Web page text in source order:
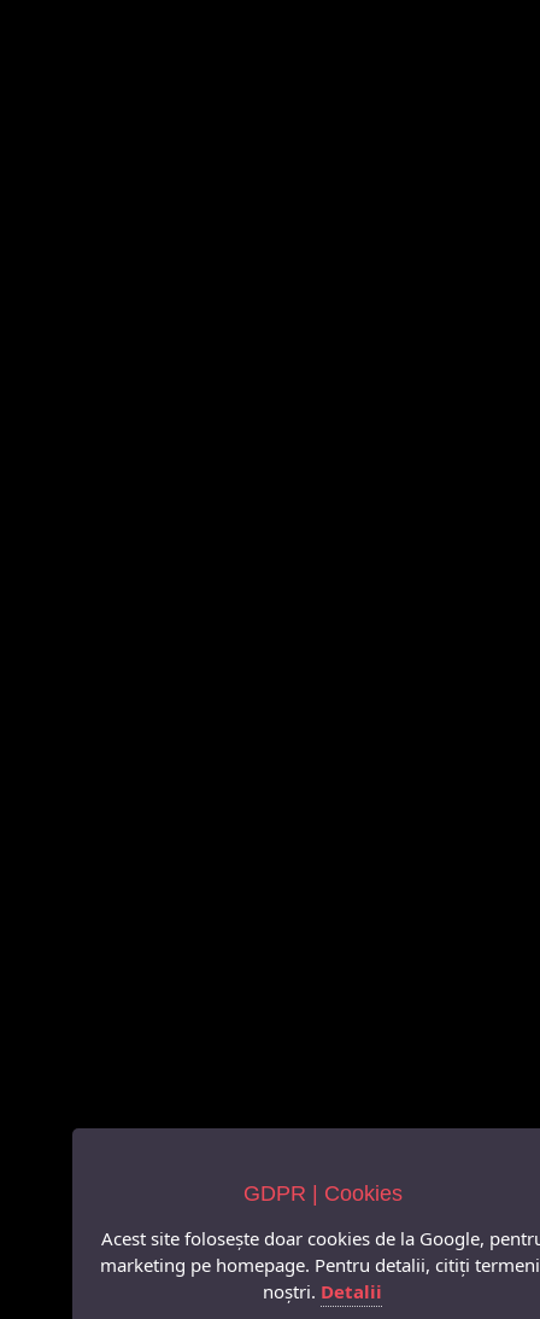
GDPR | Cookies
Acest site folosește doar cookies de la Google,
marketing pe homepage. Pentru detalii, citiți
noștri. Detalii